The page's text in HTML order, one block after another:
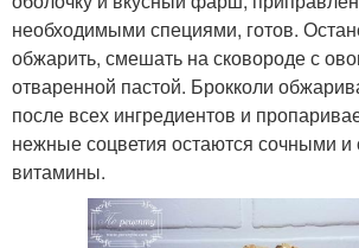
необходимыми специями, готов.
обжарить, смешать на сковороде с
отваренной пастой. Брокколи
после всех ингредиентов и
нежные соцветия остаются сочными и
витамины.